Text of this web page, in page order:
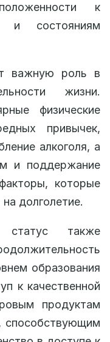
к
и состояниям
важную роль в
жизни.
физические
привычек,
алкоголя, а
и поддержание
которые
долголетие.
статус также
образования
к качественной
продуктам
способствующим